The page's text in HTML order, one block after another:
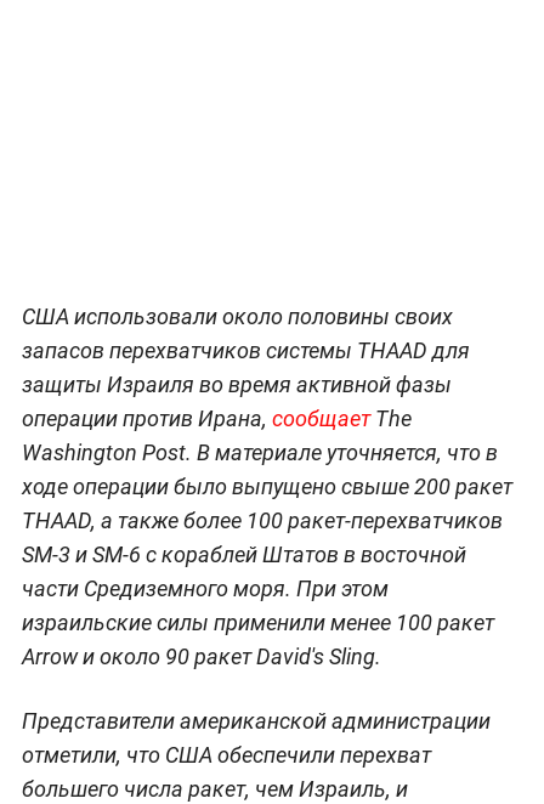
США использовали около половины своих
запасов перехватчиков системы THAAD для
защиты Израиля во время активной фазы
операции против Ирана, сообщаетThe
Washington Post. В материале уточняется, что в
ходе операции было выпущено свыше 200 ракет
THAAD, а также более 100 ракет-перехватчиков
SM-3 и SM-6 с кораблей Штатов в восточной
части Средиземного моря. При этом
израильские силы применили менее 100 ракет
Arrow и около 90 ракет David's Sling.
Представители американской администрации
отметили, что США обеспечили перехват
большего числа ракет, чем Израиль, и